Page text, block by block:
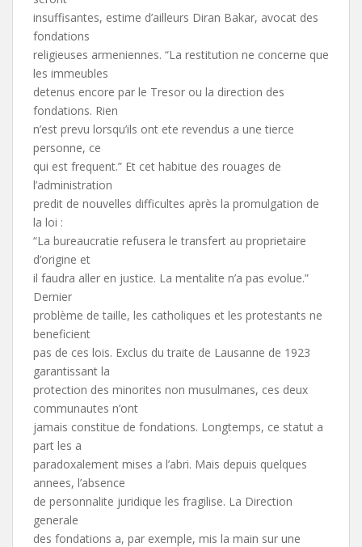
insuffisantes, estime d’ailleurs Diran Bakar, avocat des
fondations
religieuses armeniennes. “La restitution ne concerne que
les immeubles
detenus encore par le Tresor ou la direction des
fondations. Rien
n’est prevu lorsqu’ils ont ete revendus a une tierce
personne, ce
qui est frequent.” Et cet habitue des rouages de
l’administration
predit de nouvelles difficultes après la promulgation de
la loi :
“La bureaucratie refusera le transfert au proprietaire
d’origine et
il faudra aller en justice. La mentalite n’a pas evolue.”
Dernier
problème de taille, les catholiques et les protestants ne
beneficient
pas de ces lois. Exclus du traite de Lausanne de 1923
garantissant la
protection des minorites non musulmanes, ces deux
communautes n’ont
jamais constitue de fondations. Longtemps, ce statut a
part les a
paradoxalement mises a l’abri. Mais depuis quelques
annees, l’absence
de personnalite juridique les fragilise. La Direction
generale
des fondations a, par exemple, mis la main sur une